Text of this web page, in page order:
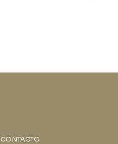
CONTACTO